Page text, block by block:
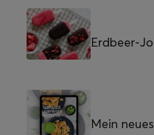
Erdbeer-
Mein